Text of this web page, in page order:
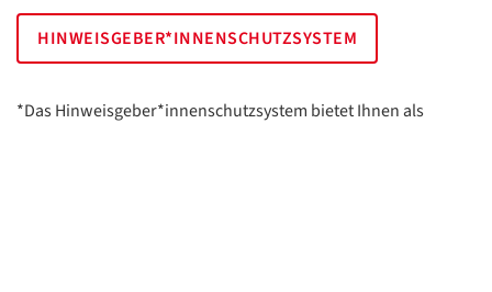
HINWEISGEBER*INNENSCHUTZSYSTEM
*Das Hinweisgeber*innenschutzsystem bietet Ihnen als